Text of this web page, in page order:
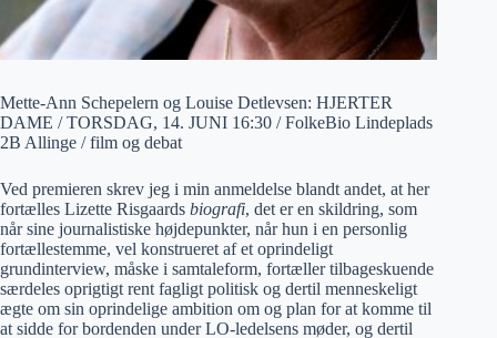
Mette-Ann Schepelern og Louise Detlevsen: HJERTER
DAME / TORSDAG, 14. JUNI 16:30 / FolkeBio Lindeplads
2B Allinge / film og debat
Ved premieren skrev jeg i min anmeldelse blandt andet, at her
fortælles Lizette Risgaards biografi, det er en skildring, som
når sine journalistiske højdepunkter, når hun i en personlig
fortællestemme, vel konstrueret af et oprindeligt
grundinterview, måske i samtaleform, fortæller tilbageskuende
særdeles oprigtigt rent fagligt politisk og dertil menneskeligt
ægte om sin oprindelige ambition om og plan for at komme til
at sidde for bordenden under LO-ledelsens møder, og dertil